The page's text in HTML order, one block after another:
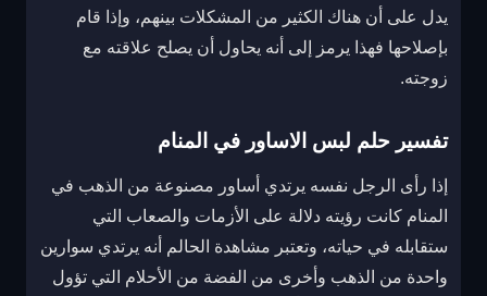
يدل على أن هناك الكثير من المشكلات بينهم، وإذا قام
بإصلاحها فهذا يرمز إلى أنه يحاول أن يصلح علاقته مع
زوجته.
تفسير حلم لبس الاساور في المنام
إذا رأى الرجل نفسه يرتدي أساور مصنوعة من الذهب في
المنام كانت رؤيته دلالة على الأزمات والصعاب التي
ستقابله في حياته، وتعتبر مشاهدة الحالم أنه يرتدي سوارين
واحدة من الذهب وأخرى من الفضة من الأحلام التي تؤول